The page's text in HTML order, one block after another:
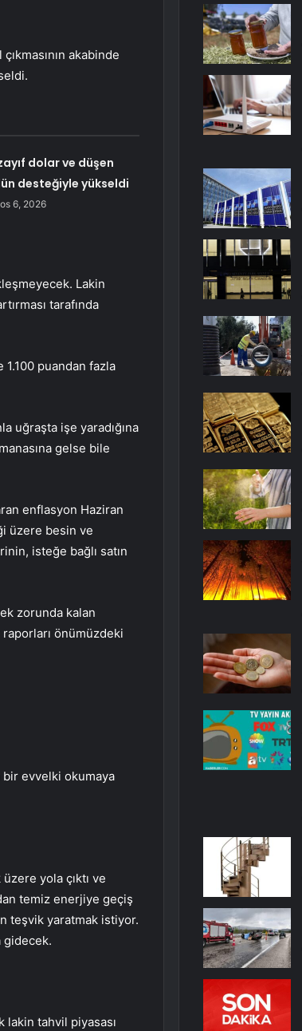
akabinde
dolar ve düşen
desteğiyle yükseldi
6, 2026
Lakin
tarafında
1.100 puandan fazla
uğraşta işe yaradığına
gelse bile
enflasyon Haziran
üzere besin ve
isteğe bağlı satın
zorunda kalan
önümüzdeki
bir evvelki okumaya
yola çıktı ve
temiz enerjiye geçiş
teşvik yaratmak istiyor.
gidecek.
lakin tahvil piyasası